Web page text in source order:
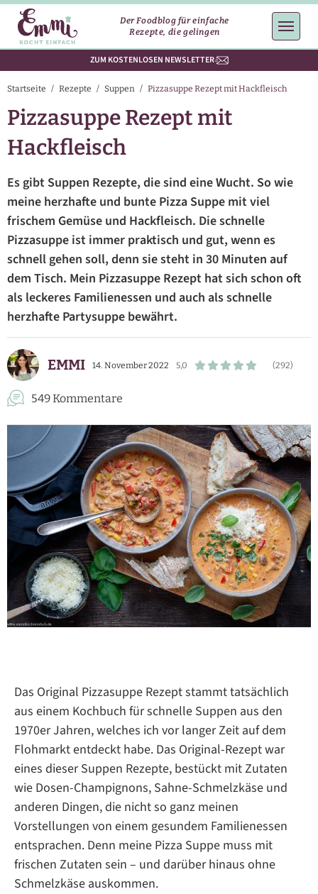
Der Foodblog für einfache
Rezepte, die gelingen
ZUM KOSTENLOSEN NEWSLETTER
Startseite / Rezepte / Suppen / Pizzasuppe Rezept mit Hackfleisch
Pizzasuppe Rezept mit
Hackfleisch
Es gibt Suppen Rezepte, die sind eine Wucht. So wie
meine herzhafte und bunte Pizza Suppe mit viel
frischem Gemüse und Hackfleisch. Die schnelle
Pizzasuppe ist immer praktisch und gut, wenn es
schnell gehen soll, denn sie steht in 30 Minuten auf
dem Tisch. Mein Pizzasuppe Rezept hat sich schon oft
als leckeres Familienessen und auch als schnelle
herzhafte Partysuppe bewährt.
EMMI 14. November 2022 5,0 (292)
549 Kommentare
Das Original Pizzasuppe Rezept stammt tatsächlich
aus einem Kochbuch für schnelle Suppen aus den
1970er Jahren, welches ich vor langer Zeit auf dem
Flohmarkt entdeckt habe. Das Original-Rezept war
eines dieser Suppen Rezepte, bestückt mit Zutaten
wie Dosen-Champignons, Sahne-Schmelzkäse und
anderen Dingen, die nicht so ganz meinen
Vorstellungen von einem gesundem Familienessen
entsprachen. Denn meine Pizza Suppe muss mit
frischen Zutaten sein – und darüber hinaus ohne
Schmelzkäse auskommen.